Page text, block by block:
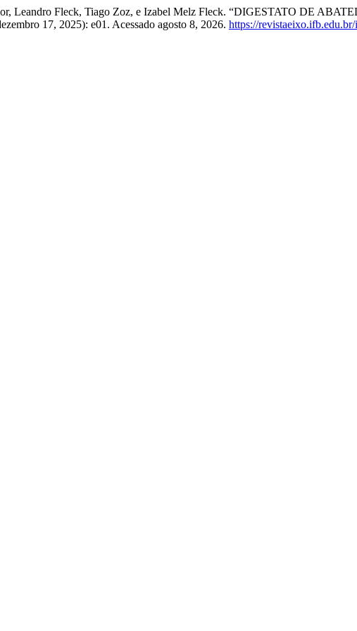
Leandro Fleck, Tiago Zoz, e Izabel Melz Fleck. “DIGESTATO DE
17, 2025): e01. Acessado agosto 8, 2026. https://